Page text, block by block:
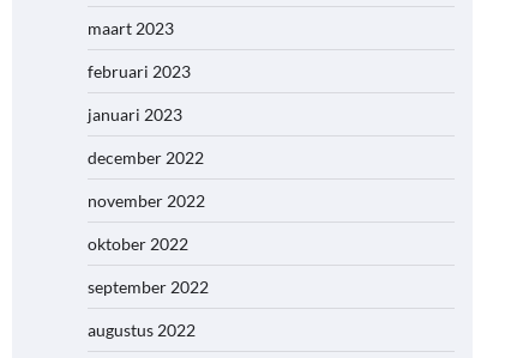
maart 2023
februari 2023
januari 2023
december 2022
november 2022
oktober 2022
september 2022
augustus 2022